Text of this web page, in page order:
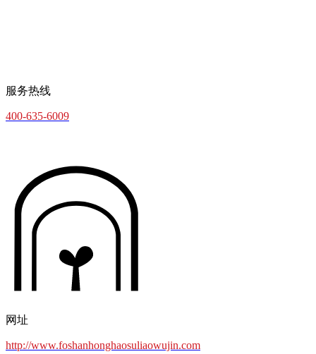
服务热线
400-635-6009
网址
http://www.foshanhonghaosuliaowujin.com